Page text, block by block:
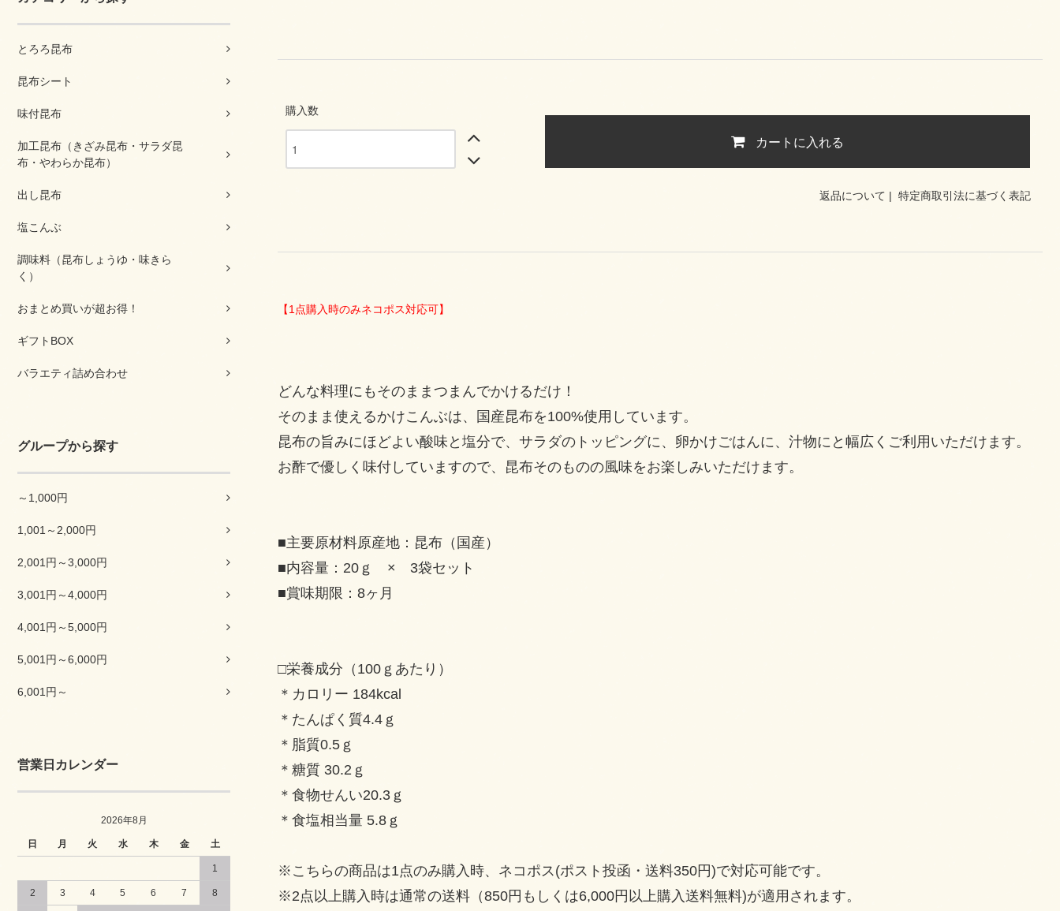
とろろ昆布
昆布シート
味付昆布
加工昆布（きざみ昆布・サラダ昆
布・やわらか昆布）
出し昆布
塩こんぶ
調味料（昆布しょうゆ・味きら
く）
おまとめ買いが超お得！
ギフトBOX
バラエティ詰め合わせ
グループから探す
～1,000円
1,001～2,000円
2,001円～3,000円
3,001円～4,000円
4,001円～5,000円
5,001円～6,000円
6,001円～
営業日カレンダー
2026年8月
日 月 火 水 木 金 土
1
2 3 4 5 6 7 8
購入数
カートに入れる
返品について | 特定商取引法に基づく表記
【1点購入時のみネコポス対応可】
どんな料理にもそのままつまんでかけるだけ！
そのまま使えるかけこんぶは、国産昆布を100%使用しています。
昆布の旨みにほどよい酸味と塩分で、サラダのトッピングに、卵かけごはんに、汁物にと幅広くご利用いただけます。
お酢で優しく味付していますので、昆布そのものの風味をお楽しみいただけます。
■主要原材料原産地：昆布（国産）
■内容量：20ｇ × 3袋セット
■賞味期限：8ヶ月
□栄養成分（100ｇあたり）
＊カロリー 184kcal
＊たんぱく質4.4ｇ
＊脂質0.5ｇ
＊糖質 30.2ｇ
＊食物せんい20.3ｇ
＊食塩相当量 5.8ｇ
※こちらの商品は1点のみ購入時、ネコポス(ポスト投函・送料350円)で対応可能です。
※2点以上購入時は通常の送料（850円もしくは6,000円以上購入送料無料)が適用されます。